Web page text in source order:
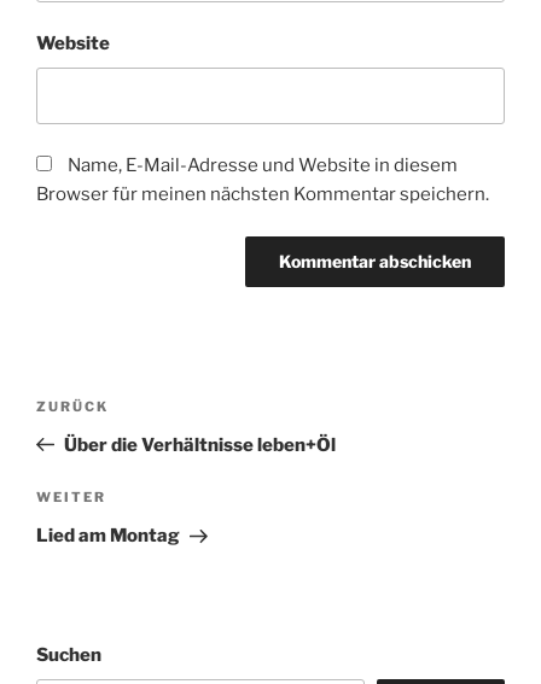
Website
Name, E-Mail-Adresse und Website in diesem
Browser für meinen nächsten Kommentar speichern.
Beitragsnavigation
Vorheriger
Beitrag
ZURÜCK
Über die Verhältnisse leben+Öl
Nächster
Beitrag
WEITER
Lied am Montag
Suchen